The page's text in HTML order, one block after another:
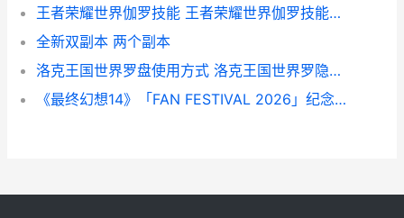
王者荣耀世界伽罗技能 王者荣耀世界伽罗技能介绍
全新双副本 两个副本
洛克王国世界罗盘使用方式 洛克王国世界罗隐多少级进化
《最终幻想14》「FAN FESTIVAL 2026」纪念道具上架 最终幻想14下载手机版